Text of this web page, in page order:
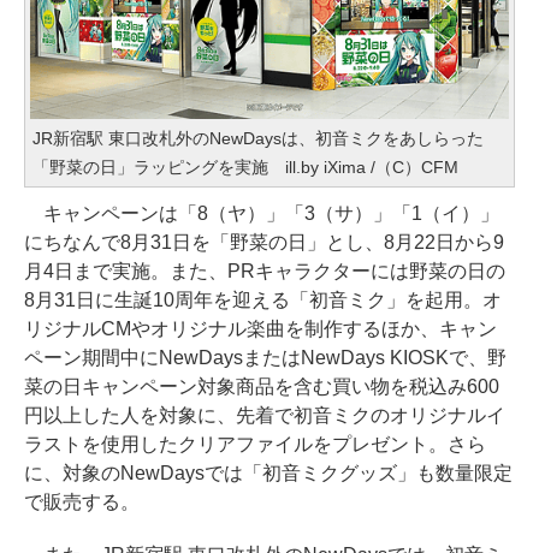
JR新宿駅 東口改札外のNewDaysは、初音ミクをあしらった
「野菜の日」ラッピングを実施 ill.by iXima /（C）CFM
キャンペーンは「8（ヤ）」「3（サ）」「1（イ）」
にちなんで8月31日を「野菜の日」とし、8月22日から9
月4日まで実施。また、PRキャラクターには野菜の日の
8月31日に生誕10周年を迎える「初音ミク」を起用。オ
リジナルCMやオリジナル楽曲を制作するほか、キャン
ペーン期間中にNewDaysまたはNewDays KIOSKで、野
菜の日キャンペーン対象商品を含む買い物を税込み600
円以上した人を対象に、先着で初音ミクのオリジナルイ
ラストを使用したクリアファイルをプレゼント。さら
に、対象のNewDaysでは「初音ミクグッズ」も数量限定
で販売する。